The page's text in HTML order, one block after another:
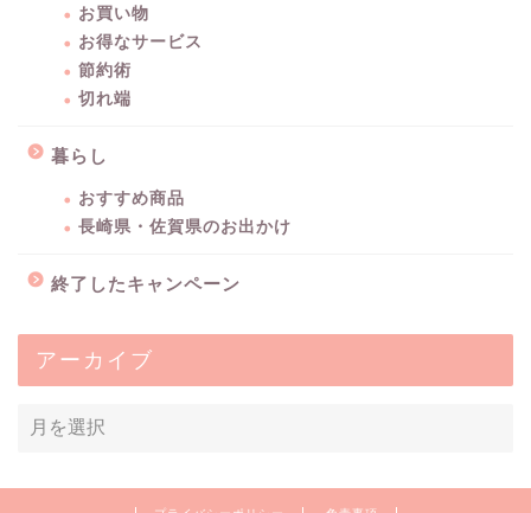
お買い物
お得なサービス
節約術
切れ端
暮らし
おすすめ商品
長崎県・佐賀県のお出かけ
終了したキャンペーン
アーカイブ